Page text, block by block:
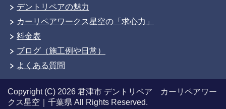
デントリペアの魅力
カーリペアワークス星空の「求心力」
料金表
ブログ（施工例や日常）
よくある質問
Copyright (C) 2026 君津市 デントリペア カーリペアワー
クス星空｜千葉県 All Rights Reserved.